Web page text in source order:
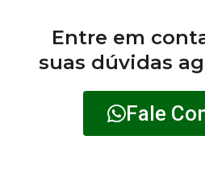
Entre em
suas dúvidas
Fale